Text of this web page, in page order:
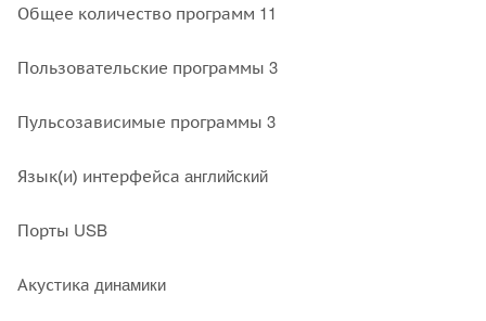
Общее количество программ 11
Пользовательские программы 3
Пульсозависимые программы 3
Язык(и) интерфейса английский
Порты USB
Акустика динамики